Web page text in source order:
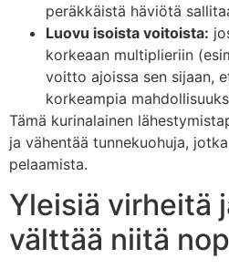
peräkkäistä häviötä
Luovu isoista voitoista:
korkeaan multiplieriin
voitto ajoissa sen sijaan,
korkeampia
Tämä kurinalainen
ja vähentää tunnekuohuja,
pelaamista.
Yleisiä virheitä
välttää niitä